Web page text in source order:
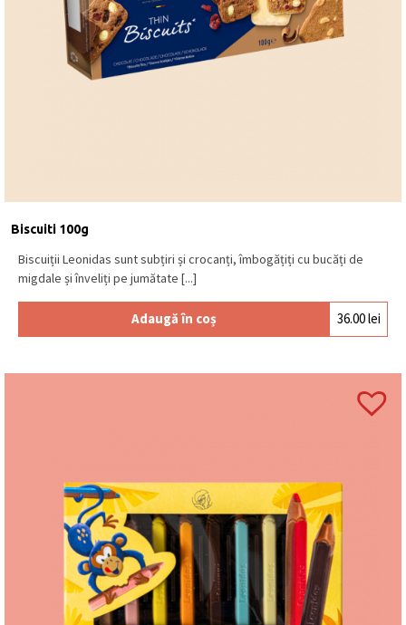
Biscuiti 100g
Biscuiții Leonidas sunt subțiri și crocanți, îmbogățiți cu bucăți de
migdale și înveliți pe jumătate [...]
Adaugă în coș 36.00lei